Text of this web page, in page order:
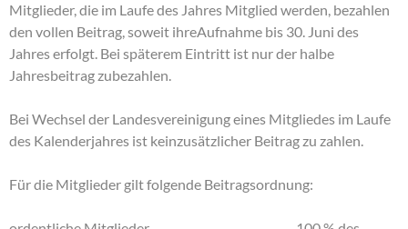
Mitglieder, die im Laufe des Jahres Mitglied werden, bezahlen
den vollen Beitrag, soweit ihreAufnahme bis 30. Juni des
Jahres erfolgt. Bei späterem Eintritt ist nur der halbe
Jahresbeitrag zubezahlen.
Bei Wechsel der Landesvereinigung eines Mitgliedes im Laufe
des Kalenderjahres ist keinzusätzlicher Beitrag zu zahlen.
Für die Mitglieder gilt folgende Beitragsordnung: